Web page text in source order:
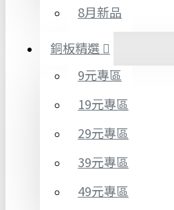
8月新品
銅板精選
9元專區
19元專區
29元專區
39元專區
49元專區